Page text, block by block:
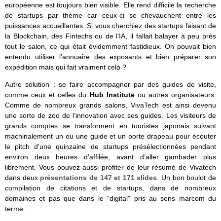
européenne est toujours bien visible. Elle rend difficile la recherche
de startups par thème car ceux-ci se chevauchent entre les
puissances accueillantes. Si vous cherchiez des startups faisant de
la Blockchain, des Fintechs ou de l’IA, il fallait balayer à peu près
tout le salon, ce qui était évidemment fastidieux. On pouvait bien
entendu utiliser l’annuaire des exposants et bien préparer son
expédition mais qui fait vraiment celà ?
Autre solution : se faire accompagner par des guides de visite,
comme ceux et celles du Hub Instituteou autres organisateurs.
Comme de nombreux grands salons, VivaTech est ainsi devenu
une sorte de zoo de l’innovation avec ses guides. Les visiteurs de
grands comptes se transforment en touristes japonais suivant
machinalement un ou une guide et un porte drapeau pour écouter
le pitch d’une quinzaine de startups présélectionnées pendant
environ deux heures d’affilée, avant d’aller gambader plus
librement. Vous pouvez aussi profiter de leur résumé de Vivatech
dans deux présentations de 147 et 171 slides . Un bon boulot de
compilation de citations et de startups, dans de nombreux
domaines et pas que dans le “digital” pris au sens marcom du
terme.